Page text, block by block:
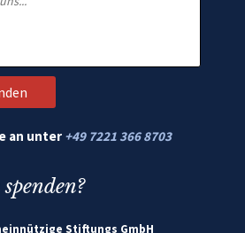
an unter +49 7221 366 8703
Stiftungs GmbH